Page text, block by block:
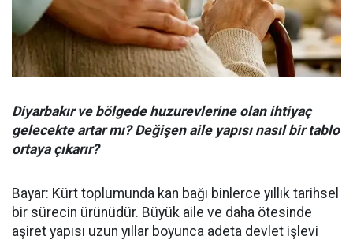
Diyarbakır ve bölgede huzurevlerine olan ihtiyaç
gelecekte artar mı? Değişen aile yapısı nasıl bir tablo
ortaya çıkarır?
Bayar: Kürt toplumunda kan bağı binlerce yıllık tarihsel
bir sürecin ürünüdür. Büyük aile ve daha ötesinde
aşiret yapısı uzun yıllar boyunca adeta devlet işlevi